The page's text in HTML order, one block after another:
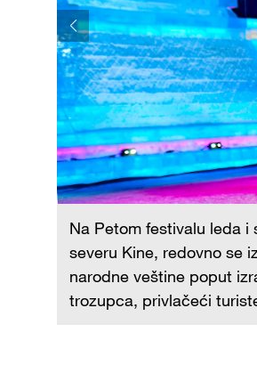
Na Petom festivalu leda i
severu Kine, redovno se
narodne veštine poput
trozupca, privlačeći